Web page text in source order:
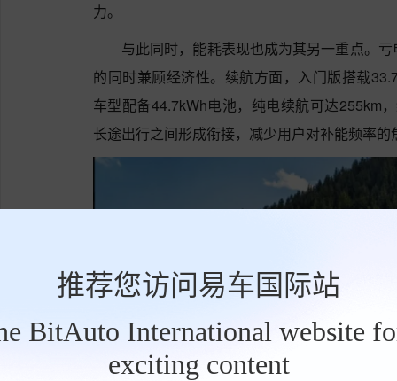
推荐您访问易车国际站
BitAuto International website
exciting content
力。
与此同时，能耗表现也成为其另一重点。
的同时兼顾经济性。续航方面，入门版搭载
车型配备44.7kWh电池，纯电续航可达255km
长途出行之间形成衔接，减少用户对补能频率的